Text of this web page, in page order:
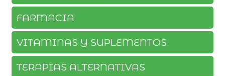
FARMACIA
VITAMINAS Y SUPLEMENTOS
TERAPIAS ALTERNATIVAS